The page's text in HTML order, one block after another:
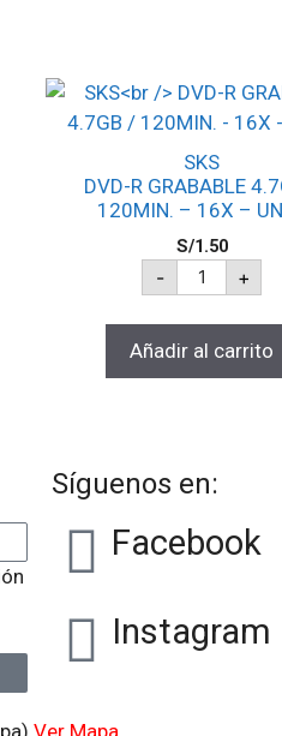
SKS
DVD-R GRABABLE
120MIN. – 16X –
S/1.50
- +
Añadir al carrito
Síguenos en:
Facebook
Instagram
Ver Mapa